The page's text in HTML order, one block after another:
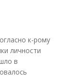
к-рому
личности
в